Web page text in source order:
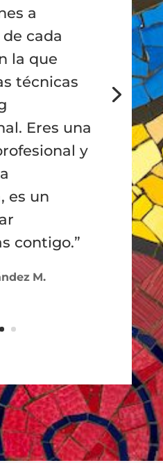
a
cada
la que
técnicas
Eres una
y
es un
contigo.”
M.